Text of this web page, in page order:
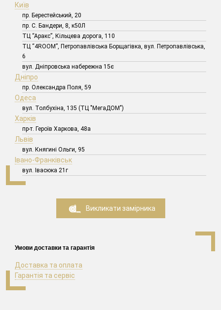
Київ
пр. Берестейський, 20
пр. С. Бандери, 8, к50Л
ТЦ “Аракс”, Кільцева дорога, 110
ТЦ “4ROOM”, Петропавлівська Борщагівка, вул. Петропавлівська,
6
вул. Дніпровська набережна 15є
Дніпро
пр. Олександра Поля, 59
Одеса
вул. Толбухіна, 135 (ТЦ "МегаДОМ")
Харків
пр-т. Героїв Харкова, 48а
Львів
вул. Княгині Ольги, 95
Івано-Франківськ
вул. Івасюка 21г
Викликати замірника
Умови доставки та гарантія
Доставка та оплата
Гарантія та сервіс